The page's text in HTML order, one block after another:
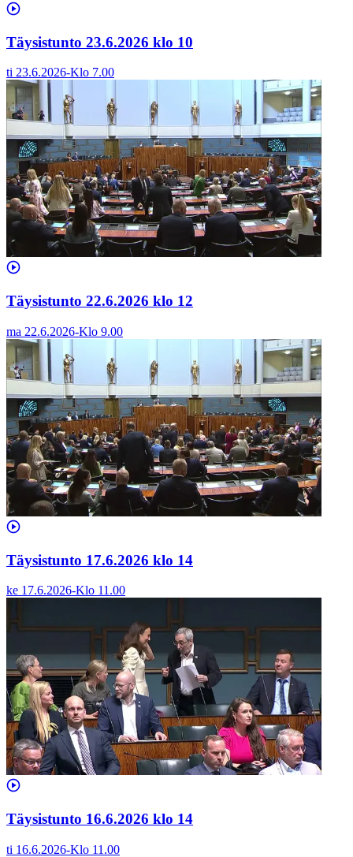
Täysistunto 23.6.2026 klo 10
ti 23.6.2026-Klo 7.00
Täysistunto 22.6.2026 klo 12
ma 22.6.2026-Klo 9.00
Täysistunto 17.6.2026 klo 14
ke 17.6.2026-Klo 11.00
Täysistunto 16.6.2026 klo 14
ti 16.6.2026-Klo 11.00